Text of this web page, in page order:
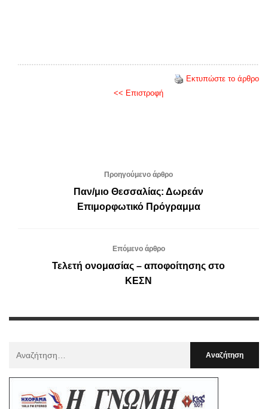
Εκτυπώστε το άρθρο
<< Επιστροφή
Προηγούμενο άρθρο
Παν/μιο Θεσσαλίας: Δωρεάν
Επιμορφωτικό Πρόγραμμα
Επόμενο άρθρο
Τελετή ονομασίας – αποφοίτησης στο
ΚΕΣΝ
: